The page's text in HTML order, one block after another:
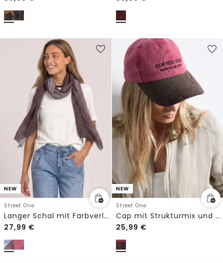
NEW
Street One
Langer Schal mit Farbverlauf
27,99 €
NEW
Street One
Cap mit Strukturmix und Slogan
25,99 €